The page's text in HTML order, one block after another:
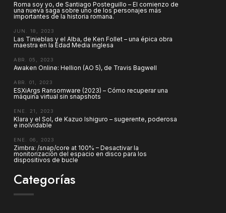
Roma soy yo, de Santiago Posteguillo – El comienzo de
una nueva saga sobre uno de los personajes más
importantes de la historia romana.
JUN. 18, 2023
Las Tinieblas y el Alba, de Ken Follet – una épica obra
maestra en la Edad Media inglesa
ABR. 05, 2023
Awaken Online: Hellion (AO 5), de Travis Bagwell
ABR. 01, 2023
ESXiArgs Ransomware (2023) – Cómo recuperar una
máquina virtual sin snapshots
ENE. 21, 2023
Klara y el Sol, de Kazuo Ishiguro – sugerente, poderosa
e inolvidable
ENE. 06, 2023
Zimbra: /snap/core at 100% – Desactivar la
monitorización del espacio en disco para los
dispositivos de bucle
Categorías